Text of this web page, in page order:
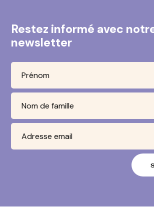
Restez informé avec
newsletter